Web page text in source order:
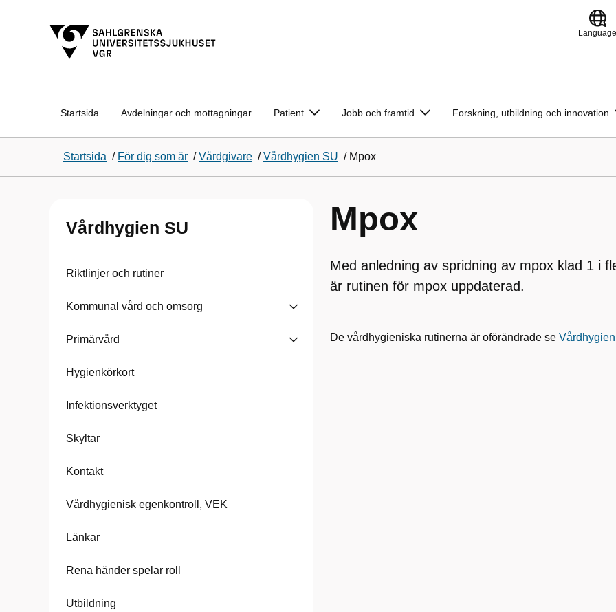
Language
Startsida Avdelningar och mottagningar Patient Jobb och framtid Forskning, utbildning och innovation
Startsida / För dig som är /Vårdgivare /Vårdhygien SU / Mpox
Vårdhygien SU
Riktlinjer och rutiner
Kommunal vård och omsorg
Primärvård
Hygienkörkort
Infektionsverktyget
Skyltar
Kontakt
Vårdhygienisk egenkontroll, VEK
Länkar
Rena händer spelar roll
Utbildning
Mpox
Med anledning av spridning av mpox klad 1 i
är rutinen för mpox uppdaterad.
De vårdhygieniska rutinerna är oförändrade se